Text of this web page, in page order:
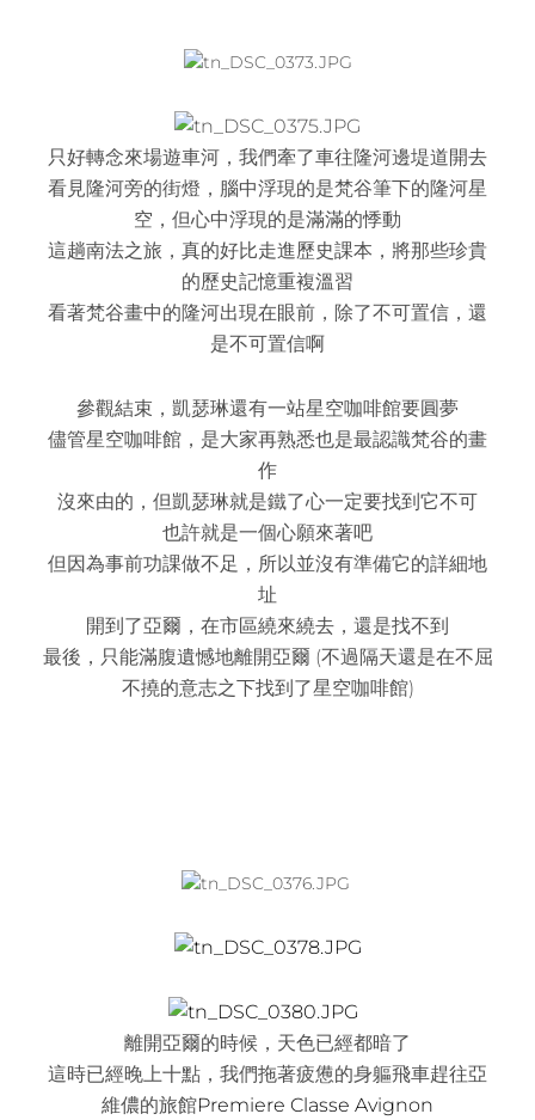
只好轉念來場遊車河，我們牽了車往隆河邊堤道開去
看見隆河旁的街燈，腦中浮現的是梵谷筆下的隆河星
空，但心中浮現的是滿滿的悸動
這趟南法之旅，真的好比走進歷史課本，將那些珍貴
的歷史記憶重複溫習
看著梵谷畫中的隆河出現在眼前，除了不可置信，還
是不可置信啊
參觀結束，凱瑟琳還有一站星空咖啡館要圓夢
儘管星空咖啡館，是大家再熟悉也是最認識梵谷的畫
作
沒來由的，但凱瑟琳就是鐵了心一定要找到它不可
也許就是一個心願來著吧
但因為事前功課做不足，所以並沒有準備它的詳細地
址
開到了亞爾，在市區繞來繞去，還是找不到
最後，只能滿腹遺憾地離開亞爾 (不過隔天還是在不屈
不撓的意志之下找到了星空咖啡館)
離開亞爾的時候，天色已經都暗了
這時已經晚上十點，我們拖著疲憊的身軀飛車趕往亞
維儂的旅館Premiere Classe Avignon